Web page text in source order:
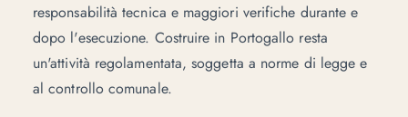
responsabilità tecnica e maggiori verifiche durante e
dopo l'esecuzione. Costruire in Portogallo resta
un'attività regolamentata, soggetta a norme di legge e
al controllo comunale.